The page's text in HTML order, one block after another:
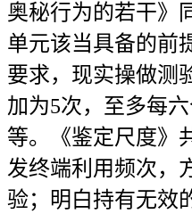
奥秘行为的若干》
单元该当具备的前
要求，现实操做测
加为5次，至多每
等。《鉴定尺度》
发终端利用频次，
验；明白持有无效